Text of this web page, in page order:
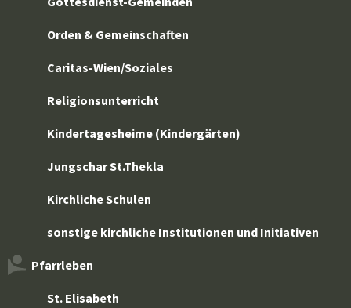
Orden & Gemeinschaften
Caritas-Wien/Soziales
Religionsunterricht
Kindertagesheime (Kindergärten)
Jungschar St.Thekla
Kirchliche Schulen
sonstige kirchliche Institutionen und Initiativen
Pfarrleben
St. Elisabeth